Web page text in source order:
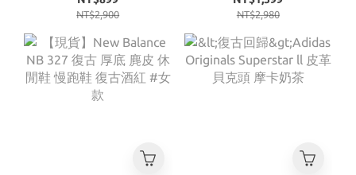
NT$2,900
仔藍
NT$2,980